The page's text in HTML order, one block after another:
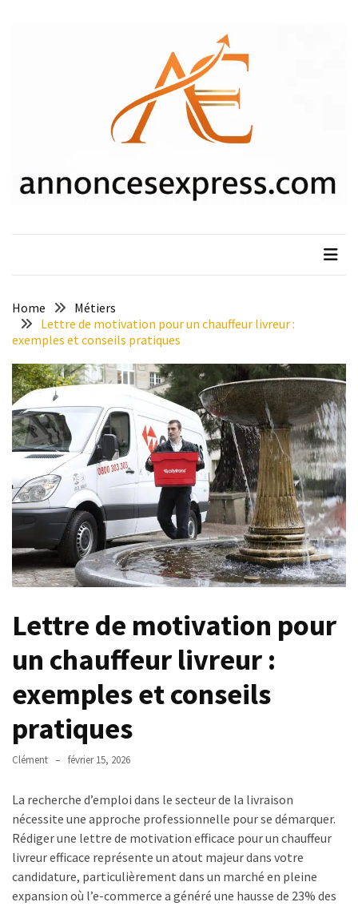
maladie
que
faut-
savoir
Grille
des
salaires
de
maîtrise
échelons,
indices
âge
limite
porter
garant
d’une
location
Home
Métiers
Lettre de motivation pour un chauffeur livreur :
exemples et conseils pratiques
Lettre de motivation pour
un chauffeur livreur :
exemples et conseils
pratiques
Clément février 15, 2026
La recherche d’emploi dans le secteur de la livraison
nécessite une approche professionnelle pour se démarquer.
Rédiger une lettre de motivation efficace pour un chauffeur
livreur efficace représente un atout majeur dans votre
candidature, particulièrement dans un marché en pleine
expansion où l’e-commerce a généré une hausse de 23% des